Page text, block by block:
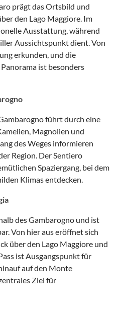
prägt das Ortsbild und
den Lago Maggiore. Im
Ausstattung, während
Aussichtspunkt dient. Von
erkunden, und die
ist besonders
führt durch eine
Magnolien und
des Weges informieren
Region. Der Sentiero
Spaziergang, bei dem
Klimas entdecken.
des Gambarogno und ist
Von hier aus eröffnet sich
über den Lago Maggiore und
ist Ausgangspunkt für
auf den Monte
Ziel für